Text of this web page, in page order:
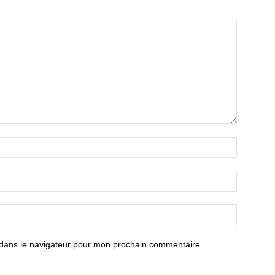
le navigateur pour mon prochain commentaire.